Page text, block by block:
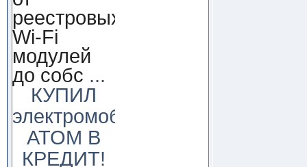
реестровых
Wi-Fi
модулей
до собс ...
КУПИЛ
электромобиль
АТОМ В
КРЕДИТ!